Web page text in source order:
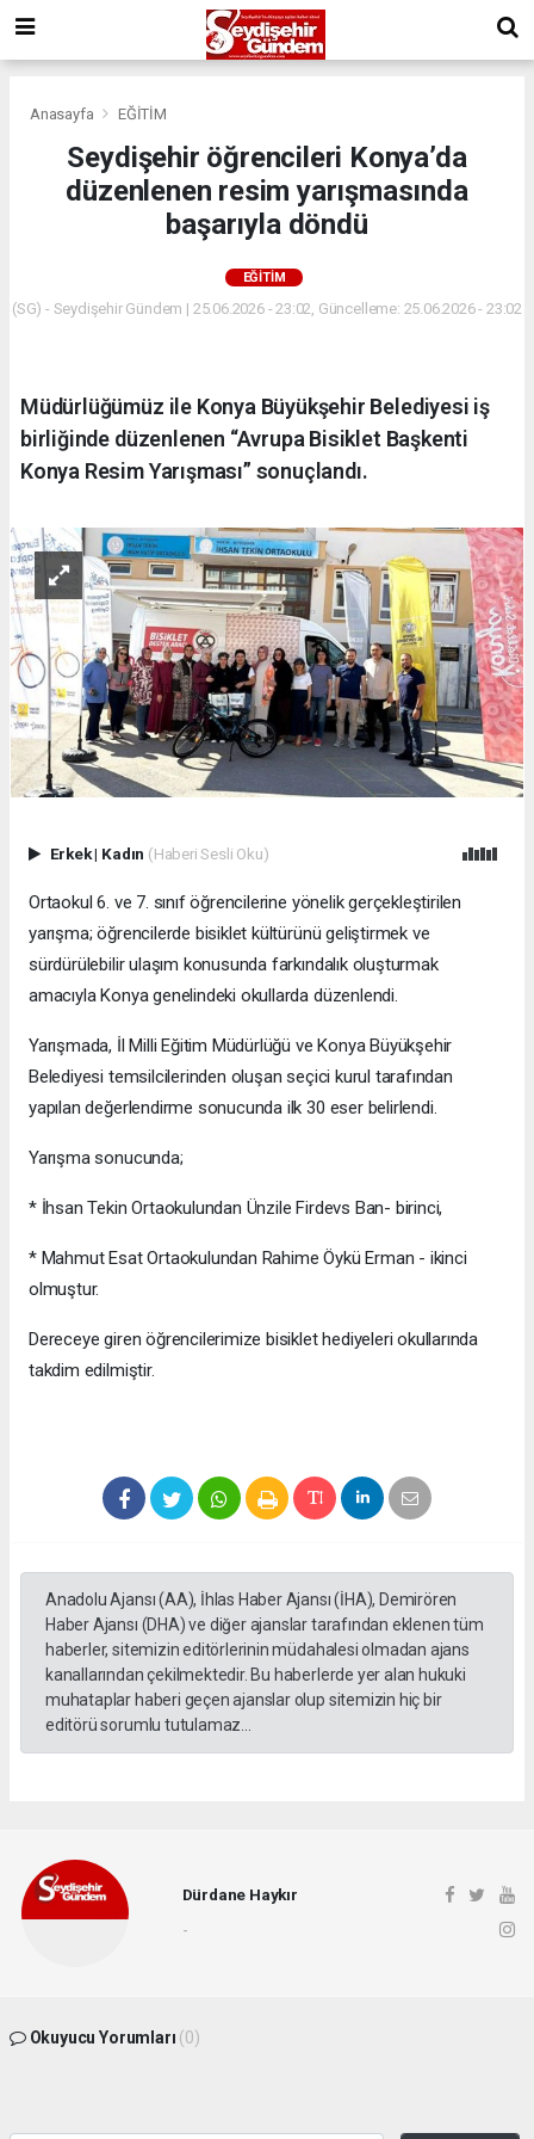
Anasayfa EĞİTİM
Seydişehir öğrencileri Konya’da
düzenlenen resim yarışmasında
başarıyla döndü
EĞİTİM
(SG) - Seydişehir Gündem | 25.06.2026 - 23:02, Güncelleme: 25.06.2026 - 23:02
Müdürlüğümüz ile Konya Büyükşehir Belediyesi iş
birliğinde düzenlenen “Avrupa Bisiklet Başkenti
Konya Resim Yarışması” sonuçlandı.
Erkek| Kadın (Haberi Sesli Oku)
Ortaokul 6. ve 7. sınıf öğrencilerine yönelik gerçekleştirilen
yarışma; öğrencilerde bisiklet kültürünü geliştirmek ve
sürdürülebilir ulaşım konusunda farkındalık oluşturmak
amacıyla Konya genelindeki okullarda düzenlendi.
Yarışmada, İl Milli Eğitim Müdürlüğü ve Konya Büyükşehir
Belediyesi temsilcilerinden oluşan seçici kurul tarafından
yapılan değerlendirme sonucunda ilk 30 eser belirlendi.
Yarışma sonucunda;
* İhsan Tekin Ortaokulundan Ünzile Firdevs Ban- birinci,
* Mahmut Esat Ortaokulundan Rahime Öykü Erman - ikinci
olmuştur.
Dereceye giren öğrencilerimize bisiklet hediyeleri okullarında
takdim edilmiştir.
Anadolu Ajansı (AA), İhlas Haber Ajansı (İHA), Demirören
Haber Ajansı (DHA) ve diğer ajanslar tarafından eklenen tüm
haberler, sitemizin editörlerinin müdahalesi olmadan ajans
kanallarından çekilmektedir. Bu haberlerde yer alan hukuki
muhataplar haberi geçen ajanslar olup sitemizin hiç bir
editörü sorumlu tutulamaz...
Dürdane Haykır
-
Okuyucu Yorumları (0)